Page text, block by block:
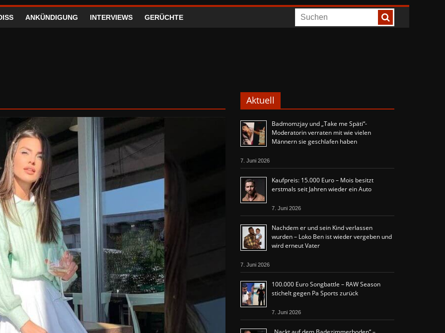
ANKÜNDIGUNG INTERVIEWS GERÜCHTE
Aktuell
Badmomzjay und „Take me Späti“-
Moderatorin verraten mit wie vielen
Männern sie geschlafen haben
7. Juni 2026
Kaufpreis: 15.000 Euro – Mois besitzt
erstmals seit Jahren wieder ein Auto
7. Juni 2026
Nachdem er und sein Kind verlassen
wurden – Loko Ben ist wieder vergeben und
wird erneut Vater
7. Juni 2026
100.000 Euro Songbattle – RAW Season
stichelt gegen Pa Sports zurück
7. Juni 2026